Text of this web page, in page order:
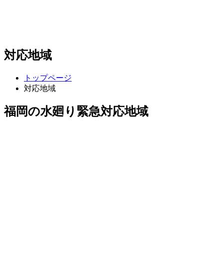
対応地域
トップページ
対応地域
福岡の水廻り緊急対応地域